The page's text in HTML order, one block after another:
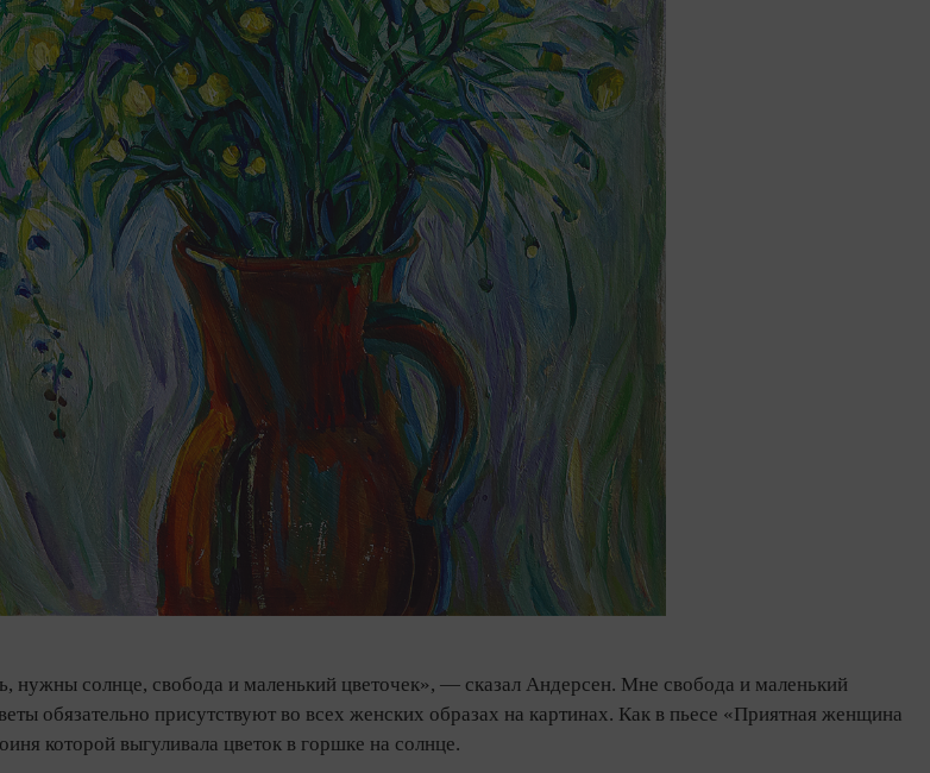
нужны солнце, свобода и маленький цветочек», — сказал Андерсен. Мне свобода и маленький
обязательно присутствуют во всех женских образах на картинах. Как в пьесе «Приятная женщина
которой выгуливала цветок в горшке на солнце.